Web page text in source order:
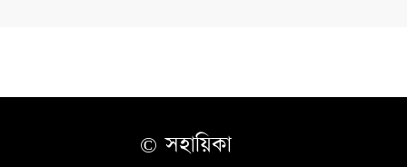
© সহায়িকা